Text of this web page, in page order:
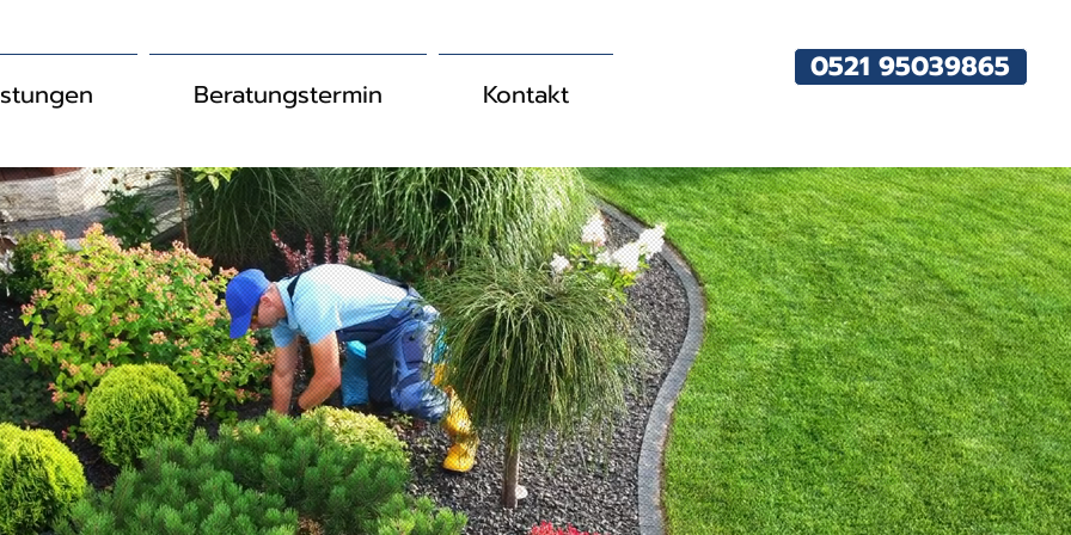
Beratungstermin Kontakt
0521 95039865